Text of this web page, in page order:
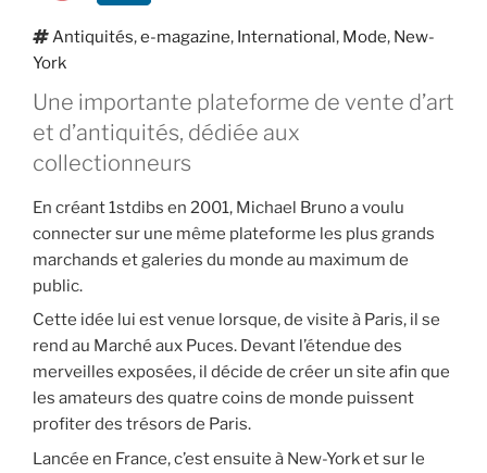
Étiquettes
Antiquités,e-magazine, International, Mode, New-
York
Une importante plateforme de vente d’art
et d’antiquités, dédiée aux
collectionneurs
En créant 1stdibs en 2001, Michael Bruno a voulu
connecter sur une même plateforme les plus grands
marchands et galeries du monde au maximum de
public.
Cette idée lui est venue lorsque, de visite à Paris, il se
rend au Marché aux Puces. Devant l’étendue des
merveilles exposées, il décide de créer un site afin que
les amateurs des quatre coins de monde puissent
profiter des trésors de Paris.
Lancée en France, c’est ensuite à New-York et sur le